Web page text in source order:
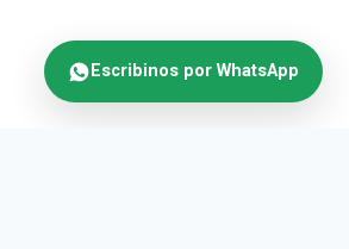
Escribinos por WhatsApp